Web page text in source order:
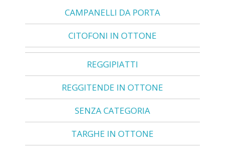
CAMPANELLI DA PORTA
CITOFONI IN OTTONE
REGGIPIATTI
REGGITENDE IN OTTONE
SENZA CATEGORIA
TARGHE IN OTTONE